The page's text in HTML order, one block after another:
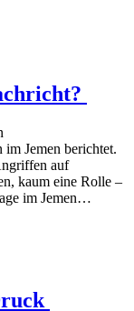
Jemen berichtet.
auf
kaum eine Rolle –
im Jemen…